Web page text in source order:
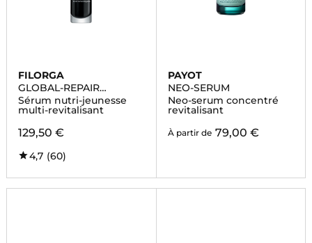
FILORGA
GLOBAL-REPAIR
INTENSIVE
Sérum nutri-jeunesse
multi-revitalisant
129,50 €
4,7 (60)
PAYOT
NEO-SERUM
Neo-serum concentré
revitalisant
À partir de 79,00 €